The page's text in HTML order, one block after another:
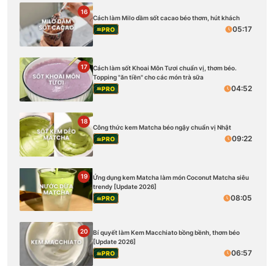
16
Cách làm Milo dầm sốt cacao béo thơm, hút khách
PRO
05:17
17
Cách làm sốt Khoai Môn Tươi chuẩn vị, thơm béo.
Topping "ăn tiền" cho các món trà sữa
PRO
04:52
18
Công thức kem Matcha béo ngậy chuẩn vị Nhật
PRO
09:22
19
Ứng dụng kem Matcha làm món Coconut Matcha siêu
trendy [Update 2026]
PRO
08:05
20
Bí quyết làm Kem Macchiato bồng bềnh, thơm béo
[Update 2026]
PRO
06:57